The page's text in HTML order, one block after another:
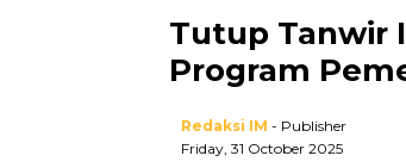
Tutup Tanwir
Program
Redaksi IM - Publisher
Friday, 31 October 2025